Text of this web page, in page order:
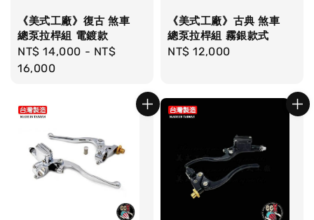
《美式工廠》復古 煞車
總泵拉桿組 電鍍款
Regular
price
NT$ 14,000 - NT$
16,000
《美式工廠》古典 煞車
總泵拉桿組 霧銀款式
Regular
NT$ 12,000